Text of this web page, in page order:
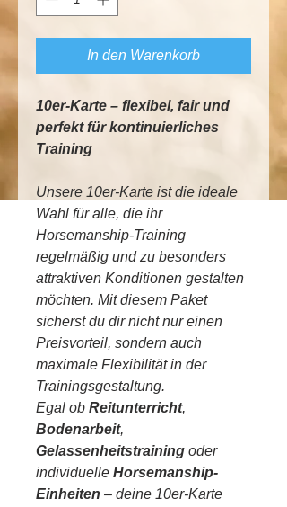
In den Warenkorb
10er-Karte – flexibel, fair und
perfekt für kontinuierliches
Training
Unsere 10er-Karte ist die ideale
Wahl für alle, die ihr
Horsemanship-Training
regelmäßig und zu besonders
attraktiven Konditionen gestalten
möchten. Mit diesem Paket
sicherst du dir nicht nur einen
Preisvorteil, sondern auch
maximale Flexibilität in der
Trainingsgestaltung.
Egal ob Reitunterricht,
Bodenarbeit,
Gelassenheitstraining oder
individuelle Horsemanship-
Einheiten – deine 10er-Karte